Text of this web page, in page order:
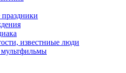
известниые люди